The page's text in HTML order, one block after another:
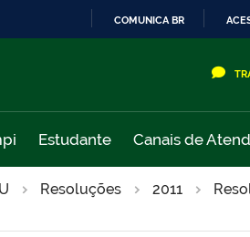
COMUNICA BR
Estudante Canais de
Resoluções 2011